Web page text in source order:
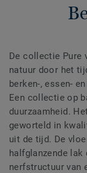
De collectie Pure
natuur door het
berken-, essen-
Een collectie op
duurzaamheid.
geworteld in
uit de tijd. De
halfglanzende lak
nerfstructuur van